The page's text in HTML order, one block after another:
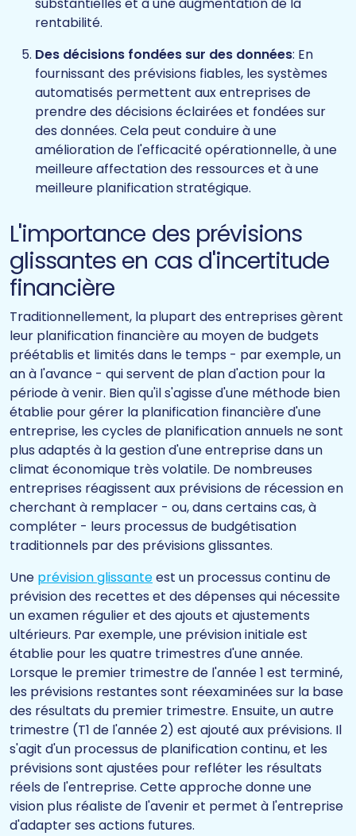
rentabilité.
Des décisions fondées sur des données: En
fournissant des prévisions fiables, les systèmes
automatisés permettent aux entreprises de
prendre des décisions éclairées et fondées sur
des données. Cela peut conduire à une
amélioration de l'efficacité opérationnelle, à une
meilleure affectation des ressources et à une
meilleure planification stratégique.
L'importance des prévisions
glissantes en cas d'incertitude
financière
Traditionnellement, la plupart des entreprises gèrent
leur planification financière au moyen de budgets
préétablis et limités dans le temps - par exemple, un
an à l'avance - qui servent de plan d'action pour la
période à venir. Bien qu'il s'agisse d'une méthode bien
établie pour gérer la planification financière d'une
entreprise, les cycles de planification annuels ne sont
plus adaptés à la gestion d'une entreprise dans un
climat économique très volatile. De nombreuses
entreprises réagissent aux prévisions de récession en
cherchant à remplacer - ou, dans certains cas, à
compléter - leurs processus de budgétisation
traditionnels par des prévisions glissantes.
Une prévision glissanteest un processus continu de
prévision des recettes et des dépenses qui nécessite
un examen régulier et des ajouts et ajustements
ultérieurs. Par exemple, une prévision initiale est
établie pour les quatre trimestres d'une année.
Lorsque le premier trimestre de l'année 1 est terminé,
les prévisions restantes sont réexaminées sur la base
des résultats du premier trimestre. Ensuite, un autre
trimestre (T1 de l'année 2) est ajouté aux prévisions. Il
s'agit d'un processus de planification continu, et les
prévisions sont ajustées pour refléter les résultats
réels de l'entreprise. Cette approche donne une
vision plus réaliste de l'avenir et permet à l'entreprise
d'adapter ses actions futures.